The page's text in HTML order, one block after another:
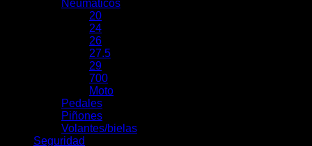
Neumáticos
20
24
26
27.5
29
700
Moto
Pedales
Piñones
Volantes/bielas
Seguridad